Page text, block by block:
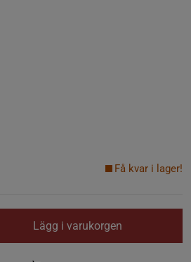
Få kvar i lager!
Lägg i varukorgen